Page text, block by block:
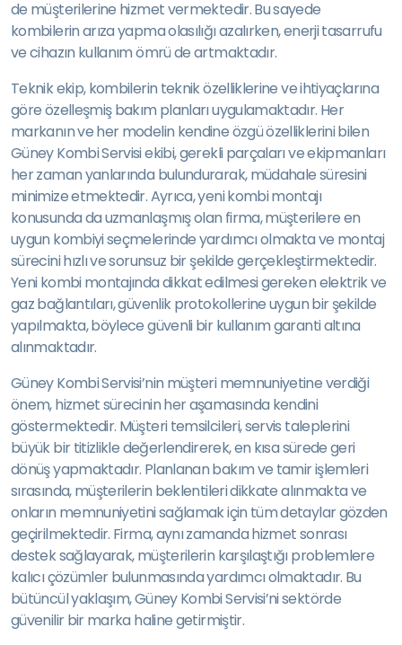
de müşterilerine hizmet vermektedir. Bu sayede
kombilerin arıza yapma olasılığı azalırken, enerji tasarrufu
ve cihazın kullanım ömrü de artmaktadır.
Teknik ekip, kombilerin teknik özelliklerine ve ihtiyaçlarına
göre özelleşmiş bakım planları uygulamaktadır. Her
markanın ve her modelin kendine özgü özelliklerini bilen
Güney Kombi Servisi ekibi, gerekli parçaları ve ekipmanları
her zaman yanlarında bulundurarak, müdahale süresini
minimize etmektedir. Ayrıca, yeni kombi montajı
konusunda da uzmanlaşmış olan firma, müşterilere en
uygun kombiyi seçmelerinde yardımcı olmakta ve montaj
sürecini hızlı ve sorunsuz bir şekilde gerçekleştirmektedir.
Yeni kombi montajında dikkat edilmesi gereken elektrik ve
gaz bağlantıları, güvenlik protokollerine uygun bir şekilde
yapılmakta, böylece güvenli bir kullanım garanti altına
alınmaktadır.
Güney Kombi Servisi’nin müşteri memnuniyetine verdiği
önem, hizmet sürecinin her aşamasında kendini
göstermektedir. Müşteri temsilcileri, servis taleplerini
büyük bir titizlikle değerlendirerek, en kısa sürede geri
dönüş yapmaktadır. Planlanan bakım ve tamir işlemleri
sırasında, müşterilerin beklentileri dikkate alınmakta ve
onların memnuniyetini sağlamak için tüm detaylar gözden
geçirilmektedir. Firma, aynı zamanda hizmet sonrası
destek sağlayarak, müşterilerin karşılaştığı problemlere
kalıcı çözümler bulunmasında yardımcı olmaktadır. Bu
bütüncül yaklaşım, Güney Kombi Servisi’ni sektörde
güvenilir bir marka haline getirmiştir.